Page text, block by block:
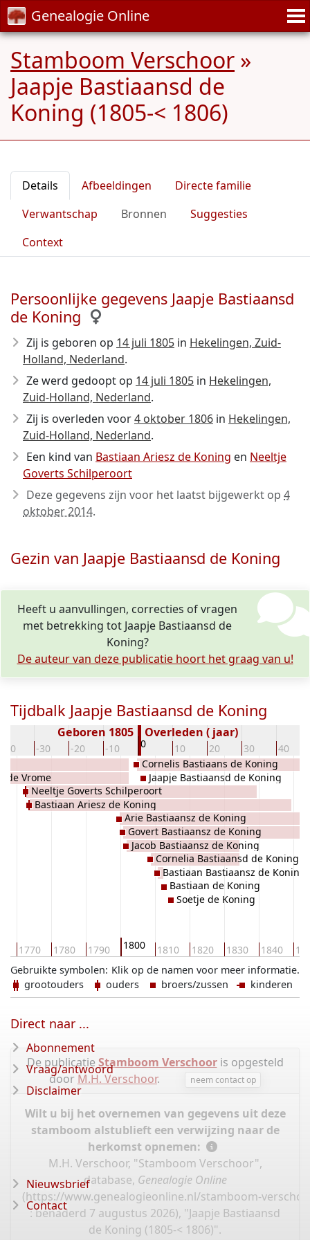
Genealogie Online
Stamboom Verschoor »
Jaapje Bastiaansd de
Koning (1805-< 1806)
Details Afbeeldingen
Directe familie
Verwantschap
Bronnen
Suggesties
Context
Persoonlijke gegevens Jaapje Bastiaansd
de Koning
Zij is geboren op 14 juli 1805 in Hekelingen, Zuid-
Holland, Nederland.
Ze werd gedoopt op 14 juli 1805 in Hekelingen,
Zuid-Holland, Nederland.
Zij is overleden voor4 oktober 1806 in Hekelingen,
Zuid-Holland, Nederland.
Een kind van Bastiaan Ariesz de Koning en Neeltje
Goverts Schilperoort
Deze gegevens zijn voor het laatst bijgewerkt op 4
oktober 2014.
Gezin van Jaapje Bastiaansd de Koning
Heeft u aanvullingen, correcties of vragen
met betrekking tot Jaapje Bastiaansd de
Koning?
De auteur van deze publicatie hoort het graag van u!
Tijdbalk Jaapje Bastiaansd de Koning
-40 -30 -20 -10 0 10 20 30 40
Geboren 1805 Overleden ( jaar)
1770 1780 1790 1800 1810 1820 1830 1840
de Vrome
Neeltje Goverts Schilperoort
Bastiaan Ariesz de Koning
Arie Bastiaansz de Koning
Govert Bastiaansz de Koning
Jacob Bastiaansz de Koning
Cornelis Bastiaans de Koning
Jaapje Bastiaansd de Koning
Cornelia Bastiaansd de Koning
Bastiaan Bastiaansz de Koning
Bastiaan de Koning
Soetje de Koning
Klik op de namen voor meer informatie.
Gebruikte symbolen:
grootouders
ouders broers/zussen kinderen
De publicatie Stamboom Verschooris opgesteld
door M.H. Verschoor. neem contact op
Wilt u bij het overnemen van gegevens uit deze
stamboom alstublieft een verwijzing naar de
herkomst opnemen:
M.H. Verschoor, "Stamboom Verschoor",
database, Genealogie Online
(https://www.genealogieonline.nl/stamboom-
: benaderd 7 augustus 2026), "Jaapje Bastiaansd
de Koning (1805-< 1806)".
Direct naar ...
Abonnement
Vraag/antwoord
Disclaimer
Nieuwsbrief
Contact